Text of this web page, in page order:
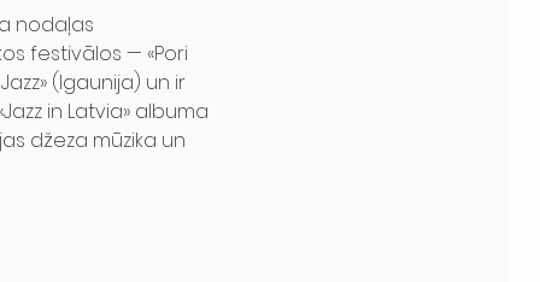
nodaļas
festivālos — «Pori
(Igaunija) un ir
in Latvia» albuma
džeza mūzika un